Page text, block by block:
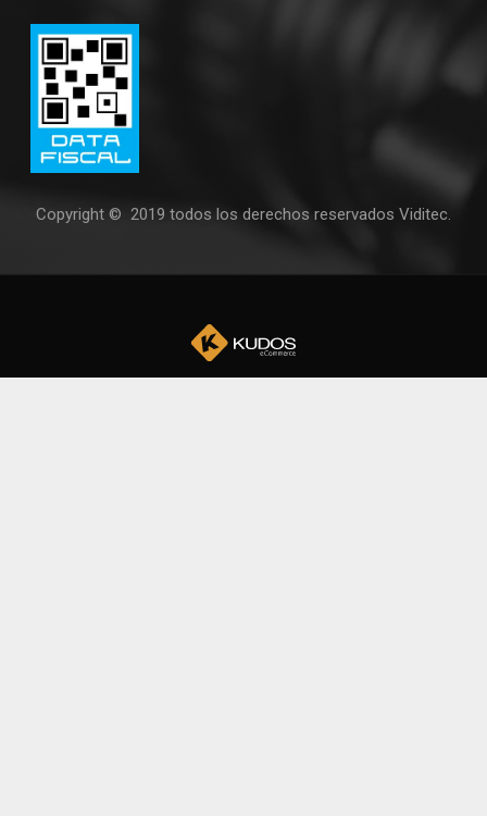
Copyright © 2019 todos los derechos reservados Viditec.